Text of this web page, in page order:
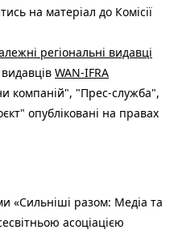
на матеріал до Комісії
регіональні видавці
видавців WAN-IFRA
компаній", "Прес-служба",
опубліковані на правах
«Сильніші разом: Медіа та
асоціацією